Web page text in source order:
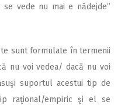
se vede nu mai e nădejde”
sunt formulate în termenii
nu voi vedea/ dacă nu voi
suportul acestui tip de
raţional/empiric şi el se